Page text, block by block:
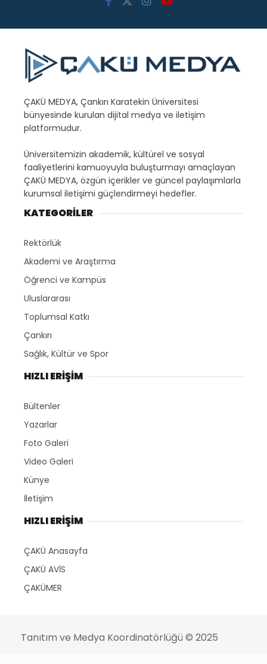
ÇAKÜ MEDYA, Çankırı Karatekin Üniversitesi
bünyesinde kurulan dijital medya ve iletişim
platformudur.
Üniversitemizin akademik, kültürel ve sosyal
faaliyetlerini kamuoyuyla buluşturmayı amaçlayan
ÇAKÜ MEDYA, özgün içerikler ve güncel paylaşımlarla
kurumsal iletişimi güçlendirmeyi hedefler.
KATEGORİLER
Rektörlük
Akademi ve Araştırma
Öğrenci ve Kampüs
Uluslararası
Toplumsal Katkı
Çankırı
Sağlık, Kültür ve Spor
HIZLI ERİŞİM
Bültenler
Yazarlar
Foto Galeri
Video Galeri
Künye
İletişim
HIZLI ERİŞİM
ÇAKÜ Anasayfa
ÇAKÜ AVİS
ÇAKÜMER
Tanıtım ve Medya Koordinatörlüğü © 2025